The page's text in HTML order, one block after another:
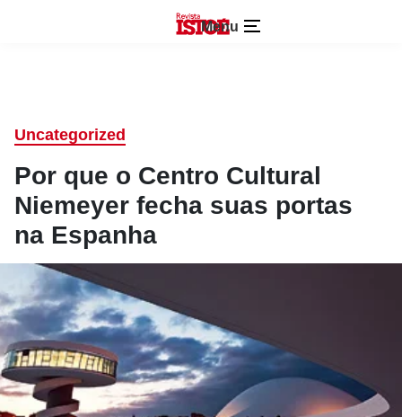
Menu
Uncategorized
Por que o Centro Cultural
Niemeyer fecha suas portas
na Espanha